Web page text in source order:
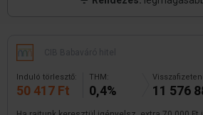
Induló törlesztő:
50 417 Ft
THM:
0,4% 11 576